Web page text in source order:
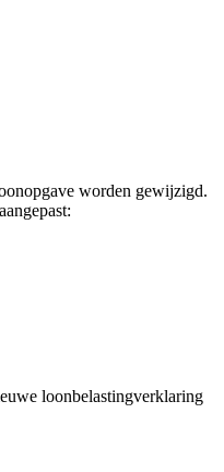
worden gewijzigd.
loonbelastingverklaring